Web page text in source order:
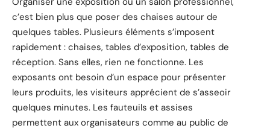
c’est bien plus que poser des chaises autour de
quelques tables. Plusieurs éléments s’imposent
rapidement : chaises, tables d’exposition, tables de
réception. Sans elles, rien ne fonctionne. Les
exposants ont besoin d’un espace pour présenter
leurs produits, les visiteurs apprécient de s’asseoir
quelques minutes. Les fauteuils et assises
permettent aux organisateurs comme au public de